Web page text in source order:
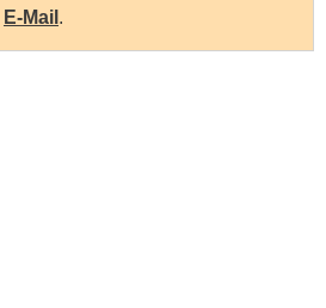
E-Mail .